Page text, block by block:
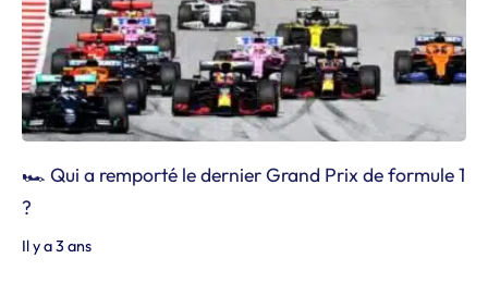
🏎️ Qui a remporté le dernier Grand Prix de formule 1
?
Il y a 3 ans